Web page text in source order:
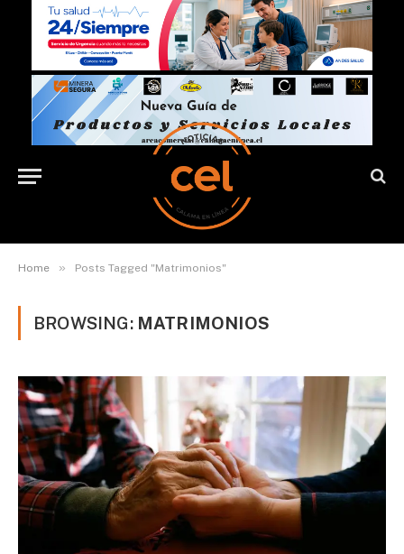
Home » Posts Tagged "Matrimonios"
BROWSING: MATRIMONIOS